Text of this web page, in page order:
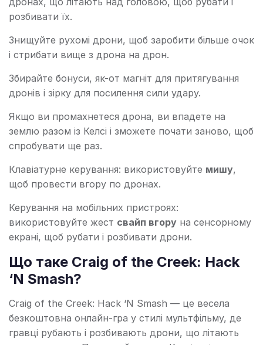
розбивати їх.
Знищуйте рухомі дрони, щоб заробити більше очок
і стрибати вище з дрона на дрон.
Збирайте бонуси, як-от магніт для притягування
дронів і зірку для посилення сили удару.
Якщо ви промахнетеся дрона, ви впадете на
землю разом із Келсі і зможете почати заново, щоб
спробувати ще раз.
Клавіатурне керування: використовуйте мишу,
щоб провести вгору по дронах.
Керування на мобільних пристроях:
використовуйте жест свайп вгору на сенсорному
екрані, щоб рубати і розбивати дрони.
Що таке Craig of the Creek: Hack
‘N Smash?
Craig of the Creek: Hack ‘N Smash — це весела
безкоштовна онлайн-гра у стилі мультфільму, де
гравці рубають і розбивають дрони, що літають